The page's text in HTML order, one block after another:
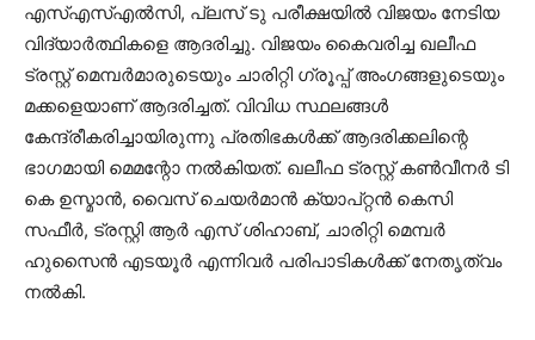
എസ്എസ്എല്‍സി, പ്ലസ് ടു പരീക്ഷയില്‍ വിജയം നേടിയ
വിദ്യാര്‍ത്ഥികളെ ആദരിച്ചു. വിജയം കൈവരിച്ച ഖലീഫ
ട്രസ്റ്റ് മെമ്പര്‍മാരുടെയും ചാരിറ്റി ഗ്രൂപ്പ് അംഗങ്ങളുടെയും
മക്കളെയാണ് ആദരിച്ചത്. വിവിധ സ്ഥലങ്ങള്‍
കേന്ദ്രീകരിച്ചായിരുന്നു പ്രതിഭകള്‍ക്ക് ആദരിക്കലിന്റെ
ഭാഗമായി മെമന്റോ നല്‍കിയത്. ഖലീഫ ട്രസ്റ്റ് കണ്‍വീനര്‍ ടി
കെ ഉസ്മാന്‍, വൈസ് ചെയര്‍മാന്‍ ക്യാപ്റ്റന്‍ കെസി
സഫീര്‍, ട്രസ്റ്റി ആര്‍ എസ് ശിഹാബ്, ചാരിറ്റി മെമ്പര്‍
ഹുസൈന്‍ എടയൂര്‍ എന്നിവര്‍ പരിപാടികള്‍ക്ക് നേതൃത്വം
നല്‍കി.